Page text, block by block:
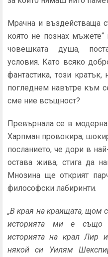
Мрачна и въздействаща
която не познах мъжете“
човешката душа,
условия. Като всяко
фантастика, този
погледнем навътре към
сме ние всъщност?
Превърнала се в
Харпман провокира,
посланието, че дори в
остава жива, стига да
Мнозина ще открият
философски лабиринти.
„В края на краищата, щом
историята ми е също
историята на крал Лир
някой си Уилям